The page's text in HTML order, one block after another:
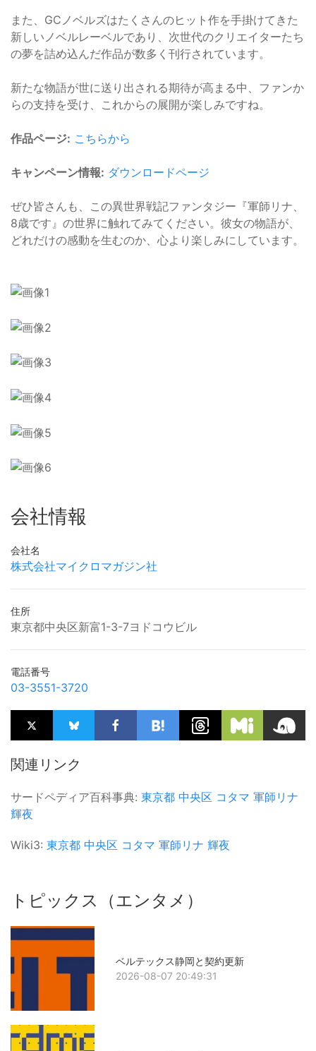
また、GCノベルズはたくさんのヒット作を手掛けてきた
新しいノベルレーベルであり、次世代のクリエイターたち
の夢を詰め込んだ作品が数多く刊行されています。
新たな物語が世に送り出される期待が高まる中、ファンか
らの支持を受け、これからの展開が楽しみですね。
作品ページ: こちらから
キャンペーン情報: ダウンロードページ
ぜひ皆さんも、この異世界戦記ファンタジー『軍師リナ、
8歳です』の世界に触れてみてください。彼女の物語が、
どれだけの感動を生むのか、心より楽しみにしています。
会社情報
会社名
株式会社マイクロマガジン社
住所
東京都中央区新富1-3-7ヨドコウビル
電話番号
03-3551-3720
関連リンク
サードペディア百科事典: 東京都 中央区 コタマ 軍師リナ
輝夜
Wiki3: 東京都 中央区 コタマ 軍師リナ 輝夜
トピックス（エンタメ）
ベルテックス静岡と契約更新
2026-08-07 20:49:31